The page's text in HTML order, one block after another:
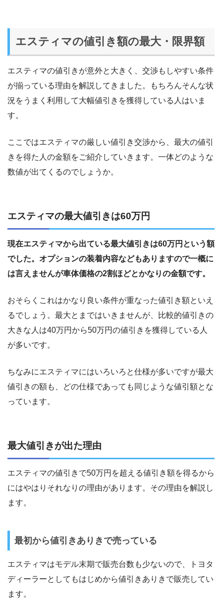
エスティマの値引き額の最大・限界額
エスティマの値引きが意外と大きく、交渉もしやすい条件
が揃っている理由を解説してきました。もちろんそんな状
況をうまく利用して大幅値引きを獲得している人はいま
す。
ここではエスティマの厳しい値引き交渉から、最大の値引
きを得た人の金額をご紹介していきます。一体どのような
数値が出てくるのでしょうか。
エスティマの最大値引きは60万円
現在エスティマから出ている最大値引きは60万円という額
でした。オプションの装着内容などもありますので一概に
は言えませんが車体価格の2割ほどとかなりの金額です。
おそらくこれはかなり良い条件が重なった値引き額といえ
るでしょう。最大とまではいきませんが、比較的値引きの
大きな人は40万円から50万円の値引きを獲得している人
が多いです。
ちなみにエスティマにはいろいろと仕様が多いですが最大
値引きの額も、どの仕様であっても同じような値引額とな
っています。
最大値引きが出た理由
エスティマの値引きで50万円を超える値引き額を得るから
にはやはりそれなりの理由があります。その理由を解説し
ます。
最初から値引きありきで売っている
エスティマはモデル末期で販売台数も少ないので、トヨタ
ディーラーとしてもはじめから値引きありきで販売してい
ます。